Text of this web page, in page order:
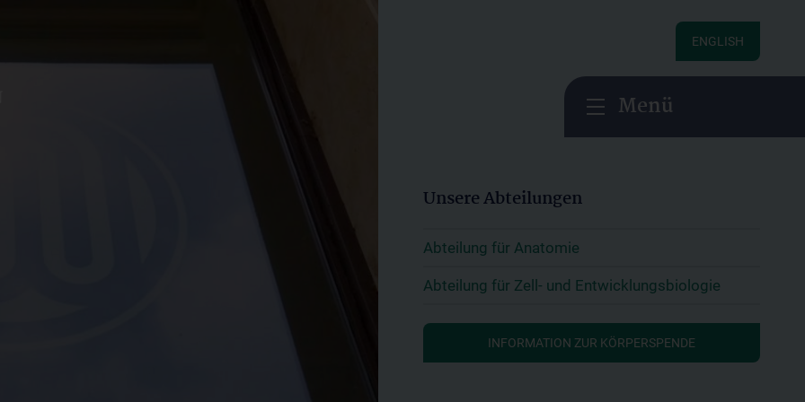
ENGLISH
Menü
Unsere Abteilungen
Abteilung für Anatomie
Abteilung für Zell- und Entwicklungsbiologie
INFORMATION ZUR KÖRPERSPENDE